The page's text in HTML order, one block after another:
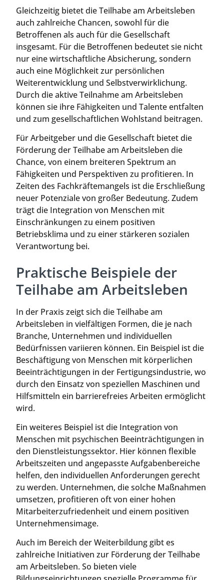
Gleichzeitig bietet die Teilhabe am Arbeitsleben
auch zahlreiche Chancen, sowohl für die
Betroffenen als auch für die Gesellschaft
insgesamt. Für die Betroffenen bedeutet sie nicht
nur eine wirtschaftliche Absicherung, sondern
auch eine Möglichkeit zur persönlichen
Weiterentwicklung und Selbstverwirklichung.
Durch die aktive Teilnahme am Arbeitsleben
können sie ihre Fähigkeiten und Talente entfalten
und zum gesellschaftlichen Wohlstand beitragen.
Für Arbeitgeber und die Gesellschaft bietet die
Förderung der Teilhabe am Arbeitsleben die
Chance, von einem breiteren Spektrum an
Fähigkeiten und Perspektiven zu profitieren. In
Zeiten des Fachkräftemangels ist die Erschließung
neuer Potenziale von großer Bedeutung. Zudem
trägt die Integration von Menschen mit
Einschränkungen zu einem positiven
Betriebsklima und zu einer stärkeren sozialen
Verantwortung bei.
Praktische Beispiele der
Teilhabe am Arbeitsleben
In der Praxis zeigt sich die Teilhabe am
Arbeitsleben in vielfältigen Formen, die je nach
Branche, Unternehmen und individuellen
Bedürfnissen variieren können. Ein Beispiel ist die
Beschäftigung von Menschen mit körperlichen
Beeinträchtigungen in der Fertigungsindustrie, wo
durch den Einsatz von speziellen Maschinen und
Hilfsmitteln ein barrierefreies Arbeiten ermöglicht
wird.
Ein weiteres Beispiel ist die Integration von
Menschen mit psychischen Beeinträchtigungen in
den Dienstleistungssektor. Hier können flexible
Arbeitszeiten und angepasste Aufgabenbereiche
helfen, den individuellen Anforderungen gerecht
zu werden. Unternehmen, die solche Maßnahmen
umsetzen, profitieren oft von einer hohen
Mitarbeiterzufriedenheit und einem positiven
Unternehmensimage.
Auch im Bereich der Weiterbildung gibt es
zahlreiche Initiativen zur Förderung der Teilhabe
am Arbeitsleben. So bieten viele